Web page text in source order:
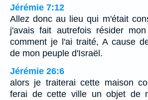
Jérémie 7:12
Allez donc au lieu qui m'était
j'avais fait autrefois résider
comment je l'ai traité, A cause
de mon peuple d'Israël.
Jérémie 26:6
alors je traiterai cette maison
ferai de cette ville un objet de